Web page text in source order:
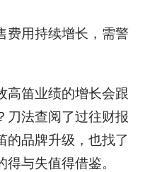
费用持续增长，需警
高笛业绩的增长会跟
刀法查阅了过往财报
的品牌升级，也找了
与失值得借鉴。